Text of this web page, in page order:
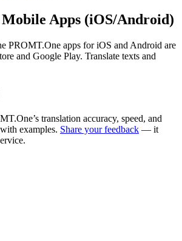
Apps (iOS/Android)
PROMT.One apps for iOS and Android are
and Google Play. Translate texts and
translation accuracy, speed, and
examples. Share your feedback — it